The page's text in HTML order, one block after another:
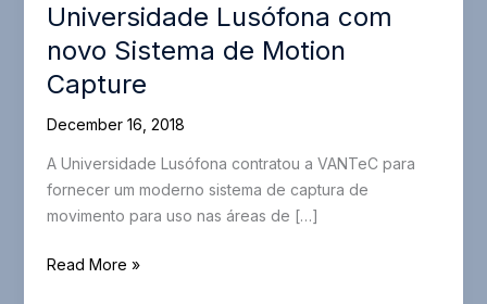
Universidade Lusófona com
novo Sistema de Motion
Capture
December 16, 2018
A Universidade Lusófona contratou a VANTeC para
fornecer um moderno sistema de captura de
movimento para uso nas áreas de […]
Universidade
Read More »